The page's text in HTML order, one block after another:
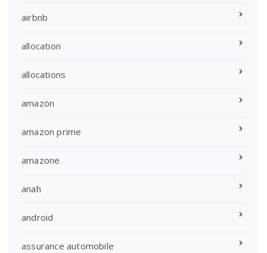
airbnb
allocation
allocations
amazon
amazon prime
amazone
anah
android
assurance automobile